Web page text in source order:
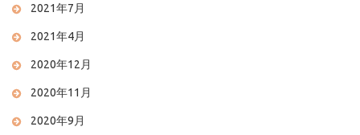
2021年7月
2021年4月
2020年12月
2020年11月
2020年9月